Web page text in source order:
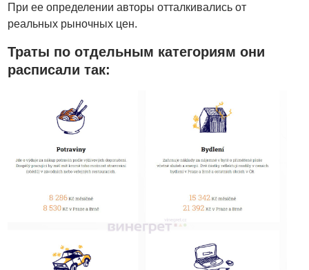
При ее определении авторы отталкивались от
реальных рыночных цен.
Траты по отдельным категориям они
расписали так: